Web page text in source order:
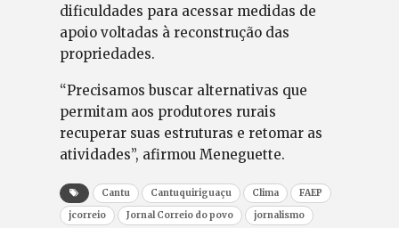
dificuldades para acessar medidas de
apoio voltadas à reconstrução das
propriedades.
“Precisamos buscar alternativas que
permitam aos produtores rurais
recuperar suas estruturas e retomar as
atividades”, afirmou Meneguette.
Cantu Cantuquiriguaçu Clima
FAEP
jcorreio
Jornal Correio do povo
jornalismo